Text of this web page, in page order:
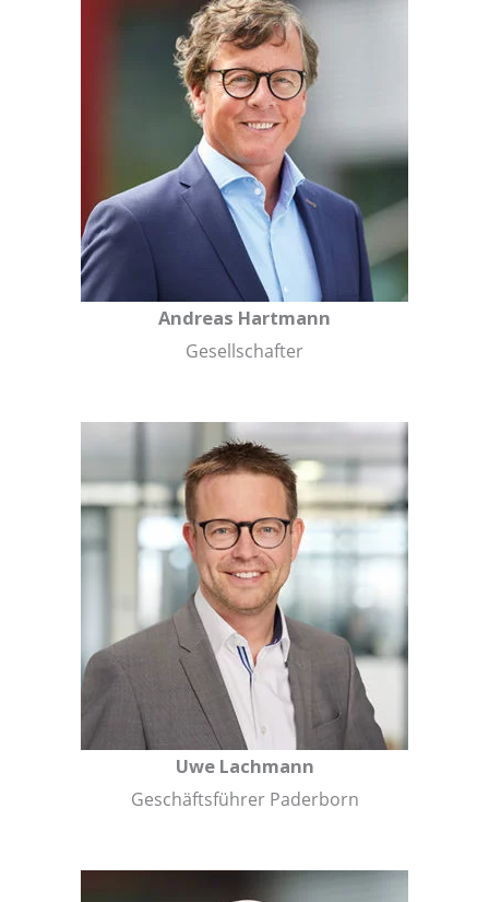
Andreas Hartmann
Gesellschafter
Uwe Lachmann
Geschäftsführer Paderborn